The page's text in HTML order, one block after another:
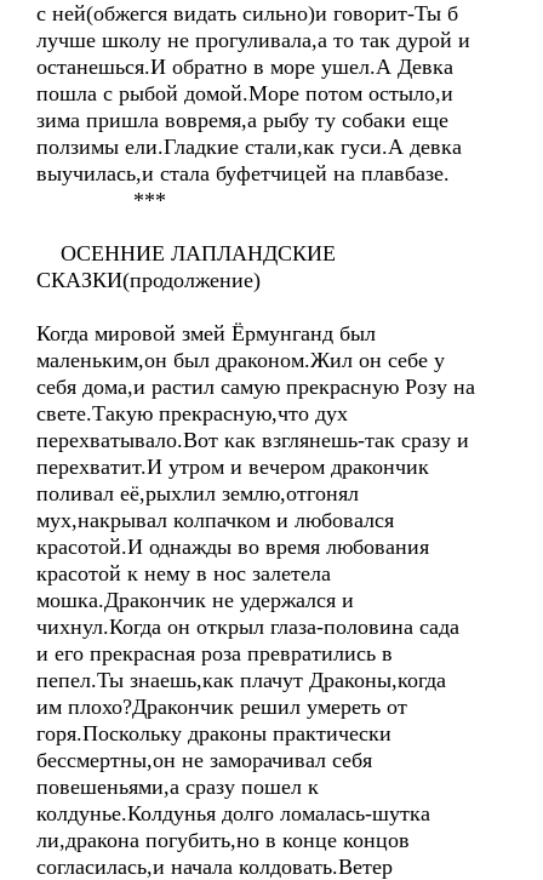
с ней(обжегся видать сильно)и говорит-Ты б
лучше школу не прогуливала,а то так дурой и
останешься.И обратно в море ушел.А Девка
пошла с рыбой домой.Море потом остыло,и
зима пришла вовремя,а рыбу ту собаки еще
ползимы ели.Гладкие стали,как гуси.А девка
выучилась,и стала буфетчицей на плавбазе.
***
ОСЕННИЕ ЛАПЛАНДСКИЕ
СКАЗКИ(продолжение)
Когда мировой змей Ёрмунганд был
маленьким,он был драконом.Жил он себе у
себя дома,и растил самую прекрасную Розу на
свете.Такую прекрасную,что дух
перехватывало.Вот как взглянешь-так сразу и
перехватит.И утром и вечером дракончик
поливал её,рыхлил землю,отгонял
мух,накрывал колпачком и любовался
красотой.И однажды во время любования
красотой к нему в нос залетела
мошка.Дракончик не удержался и
чихнул.Когда он открыл глаза-половина сада
и его прекрасная роза превратились в
пепел.Ты знаешь,как плачут Драконы,когда
им плохо?Дракончик решил умереть от
горя.Поскольку драконы практически
бессмертны,он не заморачивал себя
повешеньями,а сразу пошел к
колдунье.Колдунья долго ломалась-шутка
ли,дракона погубить,но в конце концов
согласилась,и начала колдовать.Ветер